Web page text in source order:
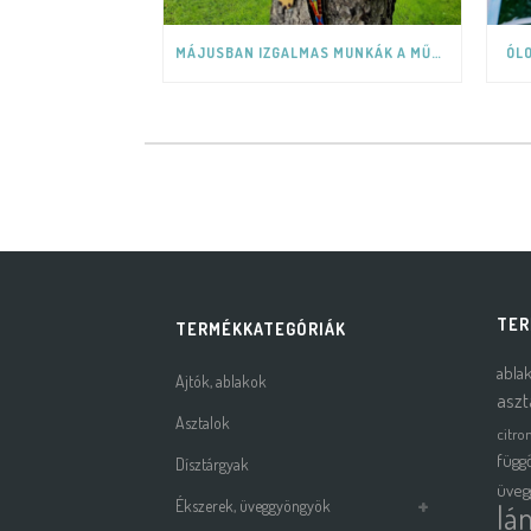
MÁJUSBAN IZGALMAS MUNKÁK A MŰHELYBEN
TERMÉKKATEGÓRIÁK
Ajtók, ablakok
Asztalok
Dísztárgyak
Ékszerek, üveggyöngyök
ablak